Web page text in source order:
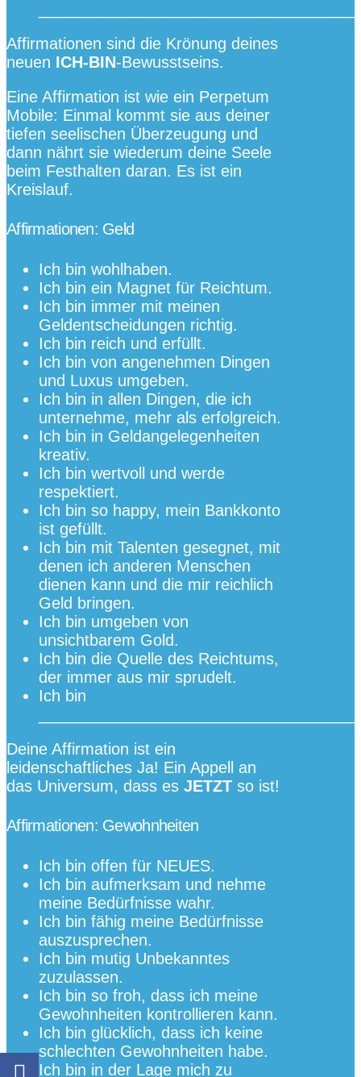
Affirmationen sind die Krönung deines
neuen ICH-BIN-Bewusstseins.
Eine Affirmation ist wie ein Perpetum
Mobile: Einmal kommt sie aus deiner
tiefen seelischen Überzeugung und
dann nährt sie wiederum deine Seele
beim Festhalten daran. Es ist ein
Kreislauf.
Affirmationen: Geld
Ich bin wohlhaben.
Ich bin ein Magnet für Reichtum.
Ich bin immer mit meinen
Geldentscheidungen richtig.
Ich bin reich und erfüllt.
Ich bin von angenehmen Dingen
und Luxus umgeben.
Ich bin in allen Dingen, die ich
unternehme, mehr als erfolgreich.
Ich bin in Geldangelegenheiten
kreativ.
Ich bin wertvoll und werde
respektiert.
Ich bin so happy, mein Bankkonto
ist gefüllt.
Ich bin mit Talenten gesegnet, mit
denen ich anderen Menschen
dienen kann und die mir reichlich
Geld bringen.
Ich bin umgeben von
unsichtbarem Gold.
Ich bin die Quelle des Reichtums,
der immer aus mir sprudelt.
Ich bin
Deine Affirmation ist ein
leidenschaftliches Ja! Ein Appell an
das Universum, dass es JETZT so ist!
Affirmationen: Gewohnheiten
Ich bin offen für NEUES.
Ich bin aufmerksam und nehme
meine Bedürfnisse wahr.
Ich bin fähig meine Bedürfnisse
auszusprechen.
Ich bin mutig Unbekanntes
zuzulassen.
Ich bin so froh, dass ich meine
Gewohnheiten kontrollieren kann.
Ich bin glücklich, dass ich keine
schlechten Gewohnheiten habe.
Ich bin in der Lage mich zu